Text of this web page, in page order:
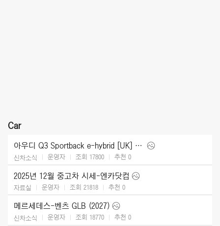
Car
아우디 Q3 Sportback e-hybrid [UK] (2026)
신차소식 운영자 조회 17800 추천 0
2025년 12월 중고차 시세-엔카닷컴
자료실 운영자 조회 21818 추천 0
메르세데스-벤츠 GLB (2027)
신차소식 운영자 조회 18770 추천 0